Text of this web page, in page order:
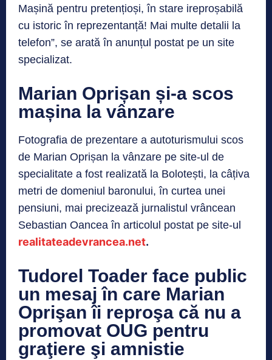
Mașină pentru pretențioși, în stare ireproșabilă
cu istoric în reprezentanță! Mai multe detalii la
telefon”, se arată în anunțul postat pe un site
specializat.
Marian Oprișan și-a scos
mașina la vânzare
Fotografia de prezentare a autoturismului scos
de Marian Oprișan la vânzare pe site-ul de
specialitate a fost realizată la Bolotești, la câțiva
metri de domeniul baronului, în curtea unei
pensiuni, mai precizează jurnalistul vrâncean
Sebastian Oancea în articolul postat pe site-ul
realitateadevrancea.net.
Tudorel Toader face public
un mesaj în care Marian
Oprişan îi reproşa că nu a
promovat OUG pentru
graţiere şi amnistie